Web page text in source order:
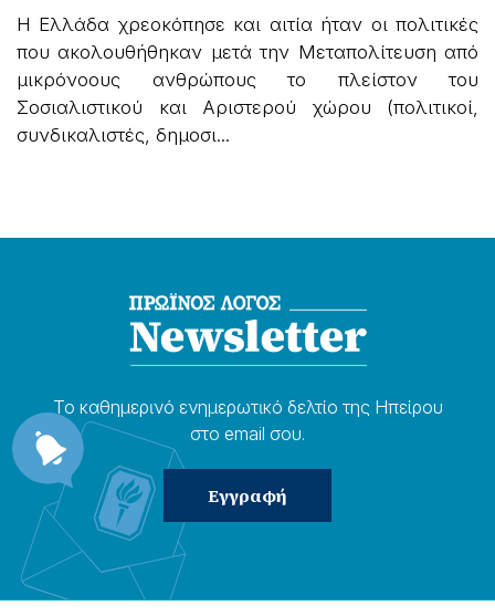
Η Ελλάδα χρεοκόπησε και αιτία ήταν οι πολιτικές
που ακολουθήθηκαν μετά την Μεταπολίτευση από
μικρόνοους ανθρώπους το πλείστον του
Σοσιαλιστικού και Αριστερού χώρου (πολιτικοί,
συνδικαλιστές, δημοσι...
Το καθημερɩνό ενημερωτɩκό δελτίο της Ηπείρου
στο email σου.